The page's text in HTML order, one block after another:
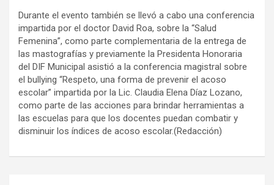
Durante el evento también se llevó a cabo una conferencia
impartida por el doctor David Roa, sobre la “Salud
Femenina”, como parte complementaria de la entrega de
las mastografías y previamente la Presidenta Honoraria
del DIF Municipal asistió a la conferencia magistral sobre
el bullying “Respeto, una forma de prevenir el acoso
escolar” impartida por la Lic. Claudia Elena Díaz Lozano,
como parte de las acciones para brindar herramientas a
las escuelas para que los docentes puedan combatir y
disminuir los índices de acoso escolar.(Redacción)